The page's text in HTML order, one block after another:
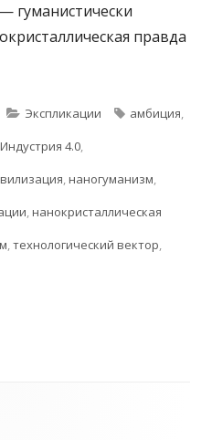
гуманистически
правда
Рубрики
Экспликации Метки
амбиция,
Индустрия 4.0,
,наногуманизм,
,нанокристаллическая
,технологический вектор,